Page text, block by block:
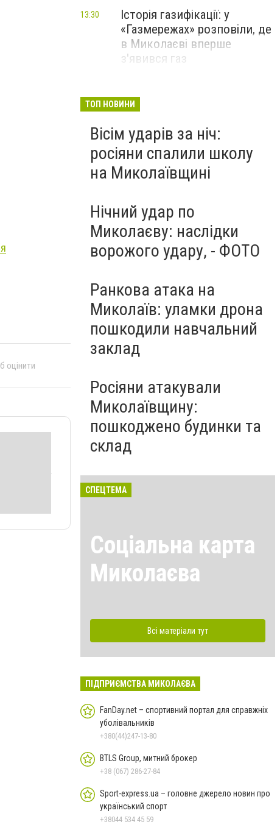
оцінити
Історія газифікації: у
«Газмережах» розповіли, де
в Миколаєві вперше
з'явився газ
13:30
Миколаєві 2026: шукаємо
перезавантаження
ПАРТНЕРСЬКИЙ СПЕЦПРОЄКТ
ТОП НОВИНИ
Вісім ударів за ніч:
росіяни спалили школу
на Миколаївщині
Нічний удар по
Миколаєву: наслідки
ворожого удару, - ФОТО
Ранкова атака на
Миколаїв: уламки дрона
пошкодили навчальний
заклад
Росіяни атакували
Миколаївщину:
пошкоджено будинки та
склад
СПЕЦТЕМА
Соціальна карта
Миколаєва
Всі матеріали тут
ПІДПРИЄМСТВА МИКОЛАЄВА
FanDay.net – спортивний портал для справжніх
уболівальників
+380(44)247-13-80
BTLS Group, митний брокер
+38 (067) 286-27-84
Sport-express.ua – головне джерело новин про
український спорт
+38044 534 45 59